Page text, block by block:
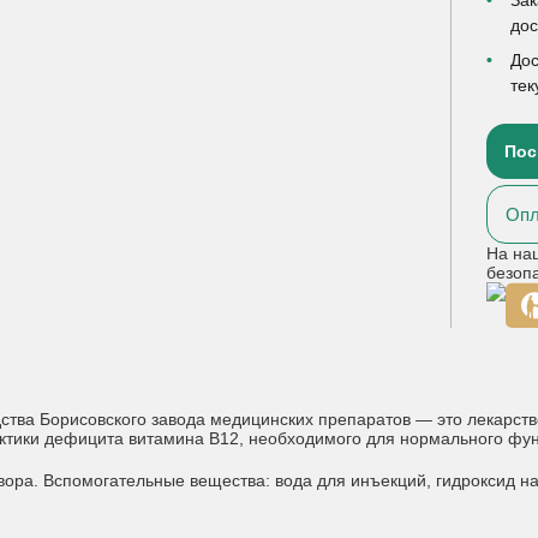
На
Борисовского завода медицинских препаратов — это
дефицита витамина B12, необходимого для нормального
Вспомогательные вещества: вода для инъекций, гидроксид